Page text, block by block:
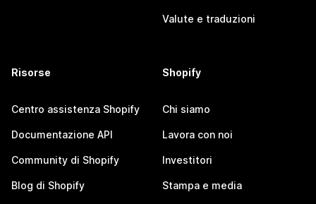
Valute e traduzioni
Risorse
Centro assistenza Shopify
Documentazione API
Community di Shopify
Blog di Shopify
Shopify
Chi siamo
Lavora con noi
Investitori
Stampa e media